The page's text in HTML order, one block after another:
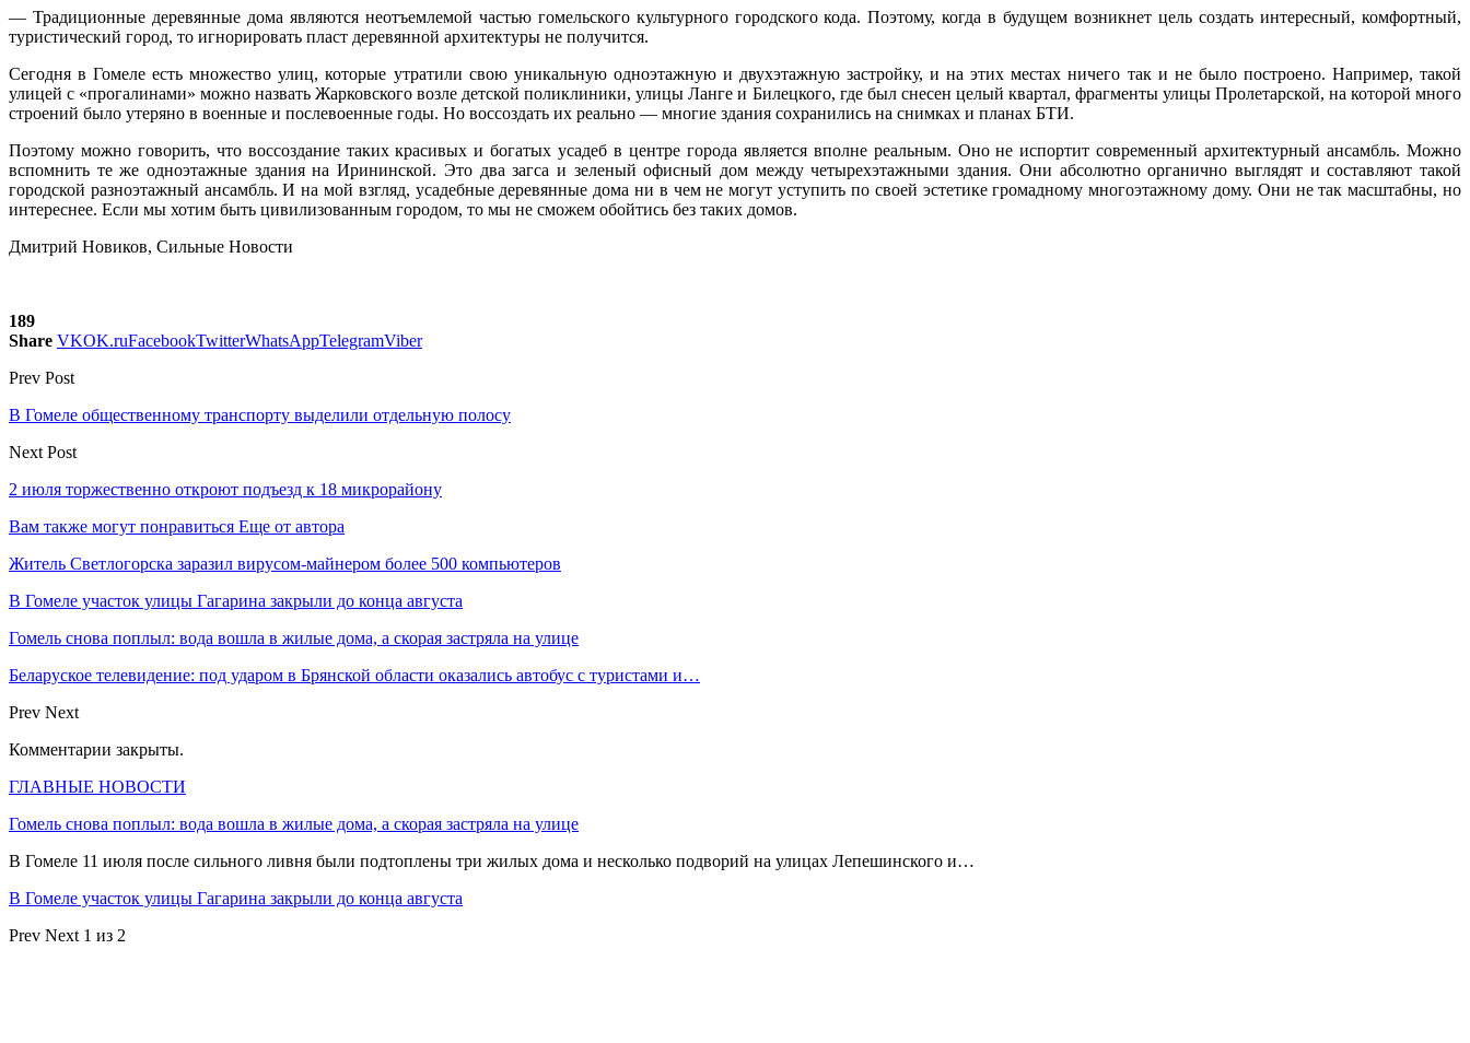
— Традиционные деревянные дома являются неотъемлемой частью гомельского культурного городского кода. Поэтому, когда в будущем возникнет цель создать интересный, комфортный,
туристический город, то игнорировать пласт деревянной архитектуры не получится.
Сегодня в Гомеле есть множество улиц, которые утратили свою уникальную одноэтажную и двухэтажную застройку, и на этих местах ничего так и не было построено. Например, такой
улицей с «прогалинами» можно назвать Жарковского возле детской поликлиники, улицы Ланге и Билецкого, где был снесен целый квартал, фрагменты улицы Пролетарской, на которой много
строений было утеряно в военные и послевоенные годы. Но воссоздать их реально — многие здания сохранились на снимках и планах БТИ.
Поэтому можно говорить, что воссоздание таких красивых и богатых усадеб в центре города является вполне реальным. Оно не испортит современный архитектурный ансамбль. Можно
вспомнить те же одноэтажные здания на Ирининской. Это два загса и зеленый офисный дом между четырехэтажными здания. Они абсолютно органично выглядят и составляют такой
городской разноэтажный ансамбль. И на мой взгляд, усадебные деревянные дома ни в чем не могут уступить по своей эстетике громадному многоэтажному дому. Они не так масштабны, но
интереснее. Если мы хотим быть цивилизованным городом, то мы не сможем обойтись без таких домов.
Дмитрий Новиков, Сильные Новости
189
Share VKOK.ruFacebookTwitterWhatsAppTelegramViber
Prev Post
В Гомеле общественному транспорту выделили отдельную полосу
Next Post
2 июля торжественно откроют подъезд к 18 микрорайону
Вам также могут понравиться Еще от автора
Житель Светлогорска заразил вирусом-майнером более 500 компьютеров
В Гомеле участок улицы Гагарина закрыли до конца августа
Гомель снова поплыл: вода вошла в жилые дома, а скорая застряла на улице
Беларуское телевидение: под ударом в Брянской области оказались автобус с туристами и…
Prev Next
Комментарии закрыты.
ГЛАВНЫЕ НОВОСТИ
Гомель снова поплыл: вода вошла в жилые дома, а скорая застряла на улице
В Гомеле 11 июля после сильного ливня были подтоплены три жилых дома и несколько подворий на улицах Лепешинского и…
В Гомеле участок улицы Гагарина закрыли до конца августа
Prev Next 1 из 2